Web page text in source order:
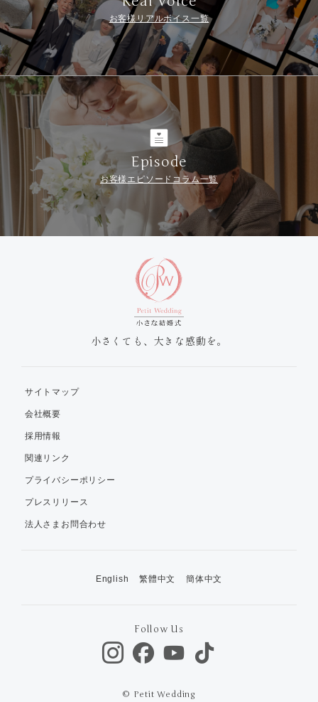
お客様リアルボイス一覧
Episode
お客様エピソードコラム一覧
小さくても、大きな感動を。
サイトマップ
会社概要
採用情報
関連リンク
プライバシーポリシー
プレスリリース
法人さまお問合わせ
English 繁體中文 簡体中文
Follow Us
© Petit Wedding